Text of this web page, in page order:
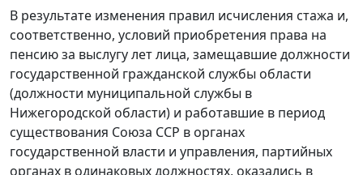
В результате изменения правил исчисления стажа и,
соответственно, условий приобретения права на
пенсию за выслугу лет лица, замещавшие должности
государственной гражданской службы области
(должности муниципальной службы в
Нижегородской области) и работавшие в период
существования Союза ССР в органах
государственной власти и управления, партийных
органах в одинаковых должностях, оказались в